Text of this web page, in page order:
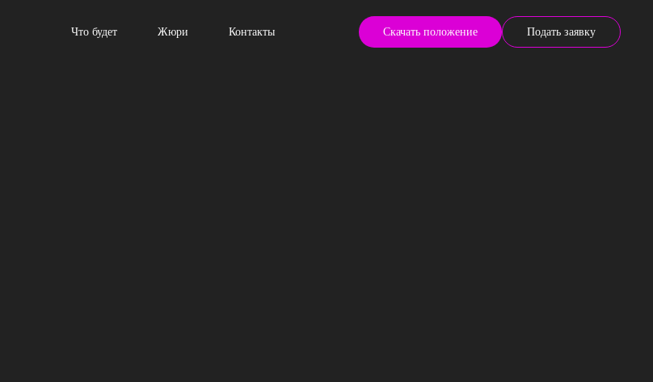
Что будет Жюри Контакты Скачать положение Подать заявку